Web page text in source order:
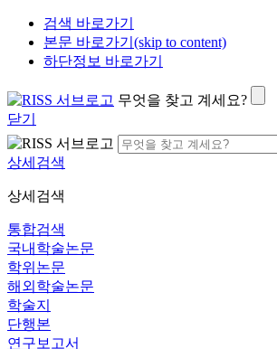
검색 바로가기
본문 바로가기(skip to content)
하단정보 바로가기
무엇을 찾고 계세요?
닫기
상세검색
상세검색
통합검색
국내학술논문
학위논문
해외학술논문
학술지
단행본
연구보고서